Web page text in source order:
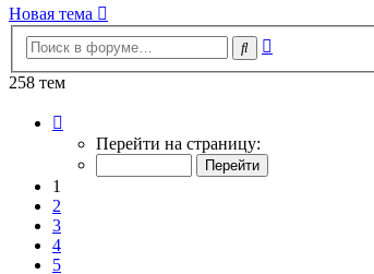
Новая тема
Поиск
258 тем
Перейти на страницу:
1
2
3
4
5